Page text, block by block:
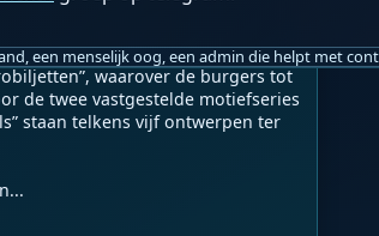
Centrale Bank (ECB)
waarover de burgers tot
de twee vastgestelde motiefseries
staan telkens vijf ontwerpen ter